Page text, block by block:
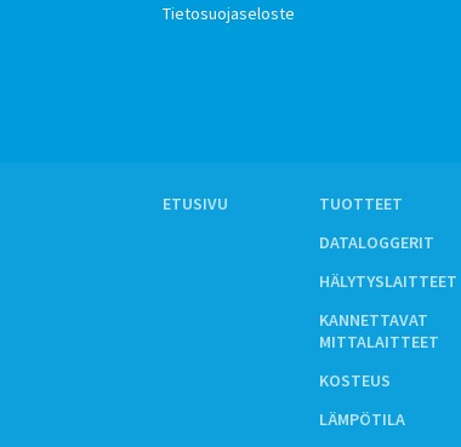
Tietosuojaseloste
ETUSIVU
TUOTTEET
DATALOGGERIT
HÄLYTYSLAITTEET
KANNETTAVAT
MITTALAITTEET
KOSTEUS
LÄMPÖTILA